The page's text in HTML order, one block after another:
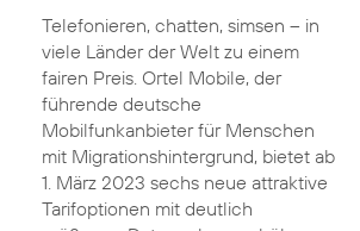
Telefonieren, chatten, simsen – in
viele Länder der Welt zu einem
fairen Preis. Ortel Mobile, der
führende deutsche
Mobilfunkanbieter für Menschen
mit Migrationshintergrund, bietet ab
1. März 2023 sechs neue attraktive
Tarifoptionen mit deutlich